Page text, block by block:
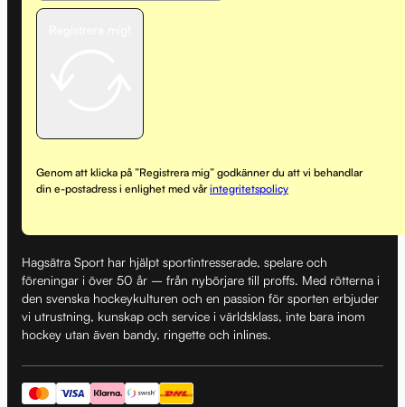
Genom att klicka på ”Registrera mig” godkänner du att vi behandlar
din e-postadress i enlighet med vårintegritetspolicy
Hagsätra Sport har hjälpt sportintresserade, spelare och
föreningar i över 50 år – från nybörjare till proffs. Med rötterna i
den svenska hockeykulturen och en passion för sporten erbjuder
vi utrustning, kunskap och service i världsklass, inte bara inom
hockey utan även bandy, ringette och inlines.